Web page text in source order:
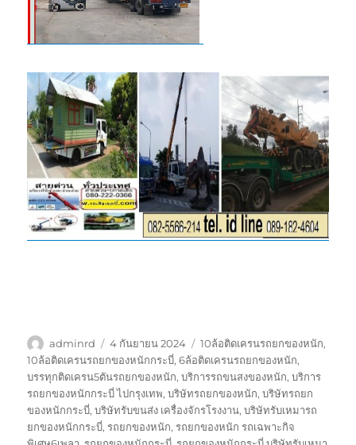
ผู้
เขียน
adminrd
เขียน
เมื่อ
4 กันยายน 2024
ป้าย
กำกับ
10ล้อติดเครนรถยกของหนัก,
10ล้อติดเครนรถยกของหนักกระบี่,6ล้อติดเครนรถยกของหนัก,
บรรทุกติดเครน5ตันรถยกของหนัก,บริการรถขนสงของหนัก,บริการ
รถยกของหนักกระบี่ ไปกรุงเทพ,บริษัทรถยกของหนัก,บริษัทรถยก
ของหนักกระบี่,บริษัทรับขนส่ง เครื่องจักรโรงงาน,บริษัทรับเหมารถ
ยกของหนักกระบี่,รถยกของหนัก,รถยกของหนัก รถเฉพาะกิจ